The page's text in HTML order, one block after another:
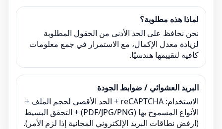
لماذا هذه مطلوبة؟
نحن نحافظ على الحد الأدنى من الحقول المطلوبة
لزيادة معدل الإكمال، مع الاستمرار في جمع معلومات
كافية لتقييمها هندسيًا.
البريد العشوائي / ضوابط الجودة
الاستخدام: reCAPTCHA + الحد الأقصى لحجم الملف +
الأنواع المسموح بها (PDF/JPG/PNG) + التحقق البسيط
(ارفض نطاقات البريد الإلكتروني المجانية إذا لزم الأمر).